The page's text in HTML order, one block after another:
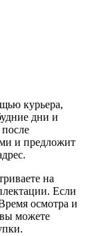
курьера,
дни и
и предложит
на
Если
осмотра и
можете